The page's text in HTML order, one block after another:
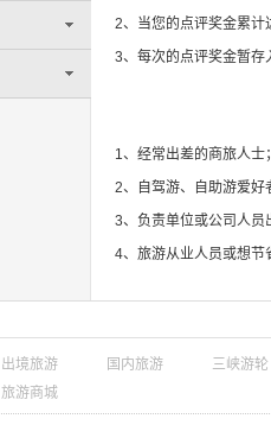
2、当您的点评奖金累计
3、每次的点评奖金暂存
1、经常出差的商旅人士；
2、自驾游、自助游爱好
3、负责单位或公司人员
4、旅游从业人员或想节
出境旅游 国内旅游 三峡游轮
旅游商城